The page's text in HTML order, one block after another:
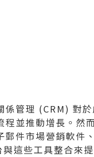
管理 (CRM) 對
並推動增長。然
件市場營銷軟件
這些工具整合來